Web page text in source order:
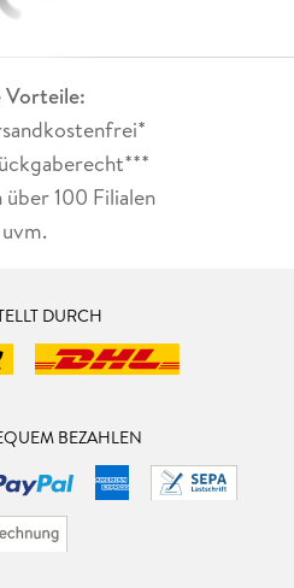
Vorteile:
100 Filialen
uvm.
DURCH
BEZAHLEN